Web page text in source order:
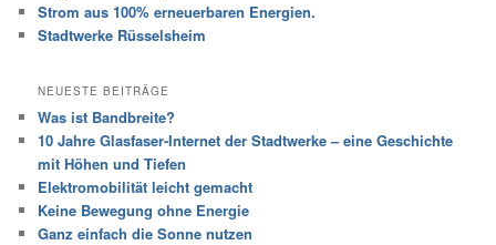
Strom aus 100% erneuerbaren Energien.
Stadtwerke Rüsselsheim
NEUESTE BEITRÄGE
Was ist Bandbreite?
10 Jahre Glasfaser-Internet der Stadtwerke – eine Geschichte
mit Höhen und Tiefen
Elektromobilität leicht gemacht
Keine Bewegung ohne Energie
Ganz einfach die Sonne nutzen